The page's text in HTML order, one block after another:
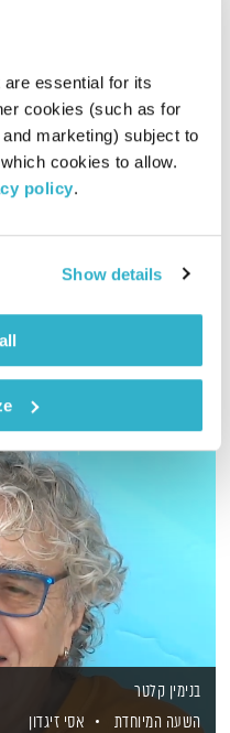
essential for its
cookies (such as for
marketing) subject to
cookies to allow.
policy.
Show details
סוטרת הלב
מה שלימד הבודהה - חיי היומיום
06.11.13
00:59:09
והמקודשות ביותר בעולם
דברים קיימים, כיצד אין הם
בנימין קלטר
השעה המיוחדת
אסי זיגדון